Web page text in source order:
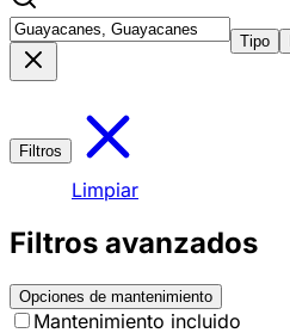
Tipo
Filtros
Limpiar
Filtros avanzados
Opciones de mantenimiento
Mantenimiento incluido